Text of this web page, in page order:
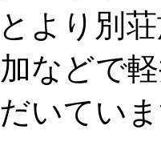
より別
などで
いてい